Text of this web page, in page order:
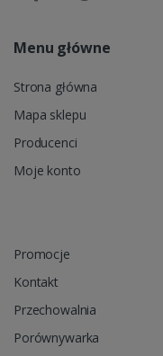
Menu główne
Strona główna
Mapa sklepu
Producenci
Moje konto
Promocje
Kontakt
Przechowalnia
Porównywarka